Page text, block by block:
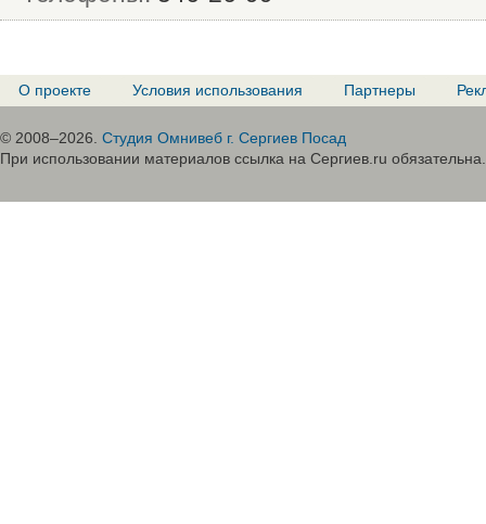
О проекте Условия использования Партнеры
© 2008–2026. Студия Омнивеб г. Сергиев Посад
При использовании материалов ссылка на Сергиев.ru обязательна.